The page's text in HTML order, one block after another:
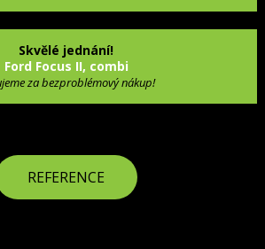
Skvělé jednání!
Ford Focus II, combi
za bezproblémový nákup!
REFERENCE